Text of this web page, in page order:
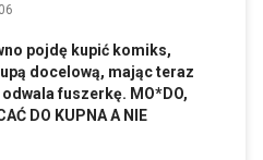
pojdę kupić komiks,
docelową, mając teraz
fuszerkę. MO*DO,
DO KUPNA A NIE